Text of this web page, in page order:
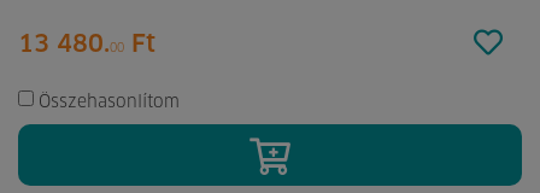
13 480.00 Ft
Összehasonlítom